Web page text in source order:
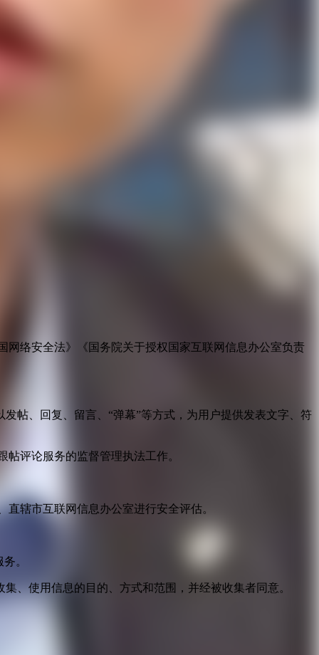
络安全法》《国务院关于授权国家互联网信息办公室负责
帖、回复、留言、“弹幕”等方式，为用户提供发表文字、符
评论服务的监督管理执法工作。
辖市互联网信息办公室进行安全评估。
。
、使用信息的目的、方式和范围，并经被收集者同意。